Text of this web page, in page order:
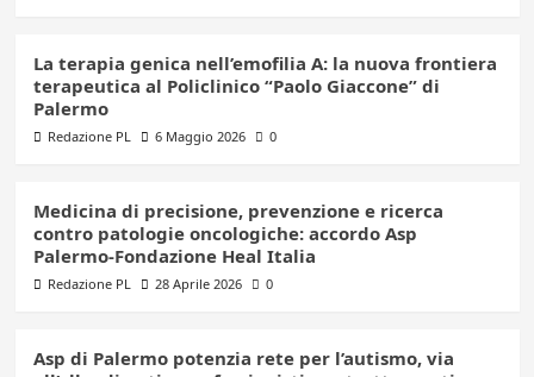
La terapia genica nell’emofilia A: la nuova frontiera
terapeutica al Policlinico “Paolo Giaccone” di
Palermo
Redazione PL 6 Maggio 2026 0
Medicina di precisione, prevenzione e ricerca
contro patologie oncologiche: accordo Asp
Palermo-Fondazione Heal Italia
Redazione PL 28 Aprile 2026 0
Asp di Palermo potenzia rete per l’autismo, via